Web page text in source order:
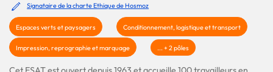
Signataire de la charte Ethique de Hosmoz
Espaces verts et paysagers Conditionnement, logistique et transport
Impression, reprographie et marquage ... + 2 pôles